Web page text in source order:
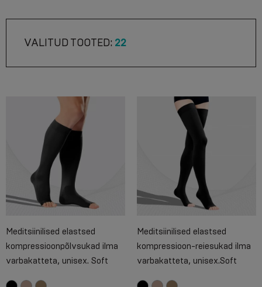
VALITUD TOOTED: 22
Meditsiinilised elastsed
kompressioonpõlvsukad ilma
varbakatteta, unisex. Soft
Meditsiinilised elastsed
kompressioon-reiesukad ilma
varbakatteta, unisex.Soft